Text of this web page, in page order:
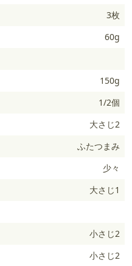
3枚
60g
150g
1/2個
大さじ2
ふたつまみ
少々
大さじ1
小さじ2
小さじ2